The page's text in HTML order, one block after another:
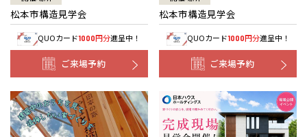
松本市構造見学会
QUOカード1000円分進呈中！
ご来場予約
松本市構造見学会
QUOカード1000円分進呈中！
ご来場予約